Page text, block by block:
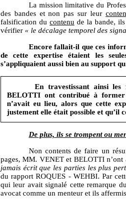
La mission limitative du
des bandes et non pas sur leur
falsification ducontenu de la bande,
vérifier « le décalage temporel des
Encore fallait-il que ces
de cette expertise étaient les
s’appliquaient aussi bien au support
En travestissant ainsi
BELOTTI ont contribué à former
n’avait eu lieu, alors que cette
justement elle était possible et qu’il
De plus, ils se trompent ou
Non contents de faire un
pages, MM. VENET et BELOTTI
jamais écrit que les parties les plus
du rapport ROQUES - WEHBI. Par
qui leur avait signalé cette remarque
avocat comme un menteur et ils